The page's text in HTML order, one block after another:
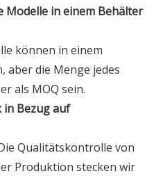
Modelle in einem Behälter
können in einem
aber die Menge jedes
als MOQ sein.
in Bezug auf
Qualitätskontrolle von
Produktion stecken wir